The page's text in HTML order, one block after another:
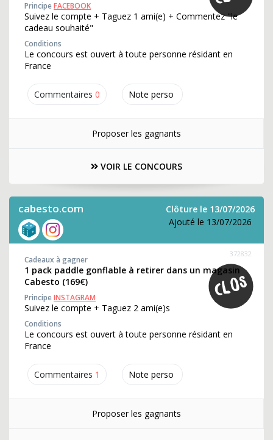
Commentaires 0 Note perso
PrincipeFACEBOOK
Suivez le compte + Taguez 1 ami(e) + Commentez "le
cadeau souhaité"
Conditions
Le concours est ouvert à toute personne résidant en
France
Proposer les gagnants
VOIR LE CONCOURS
cabesto.com
Clôture le 13/07/2026
Ajouté le 13/07/2026
Commentaires 1 Note perso
372832
Cadeaux à gagner
1 pack paddle gonflable à retirer dans un magasin
Cabesto (169€)
PrincipeINSTAGRAM
Suivez le compte + Taguez 2 ami(e)s
Conditions
Le concours est ouvert à toute personne résidant en
France
Proposer les gagnants